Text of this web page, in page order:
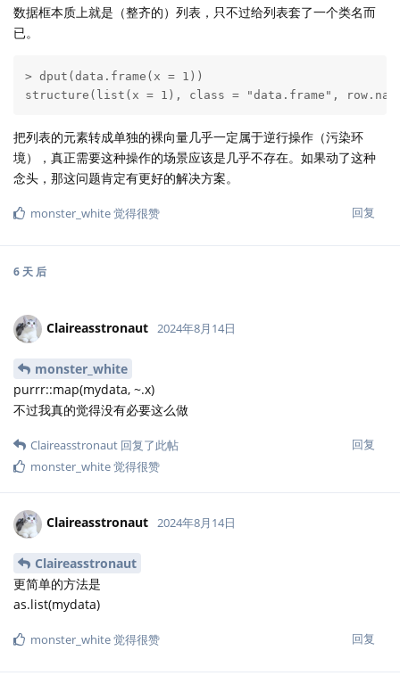
数据框本质上就是（整齐的）列表，只不过给列表套了一个类名而
已。
> dput(data.frame(x = 1))
structure(list(x = 1), class = "data.frame",
把列表的元素转成单独的裸向量几乎一定属于逆行操作（污染环
境），真正需要这种操作的场景应该是几乎不存在。如果动了这种
念头，那这问题肯定有更好的解决方案。
回复
monster_white觉得很赞
6 天 后
Claireasstronaut 2024年8月14日
monster_white
purrr::map(mydata, ~.x)
不过我真的觉得没有必要这么做
回复
Claireasstronaut 回复了此帖
monster_white觉得很赞
Claireasstronaut 2024年8月14日
Claireasstronaut
更简单的方法是
as.list(mydata)
回复
monster_white觉得很赞